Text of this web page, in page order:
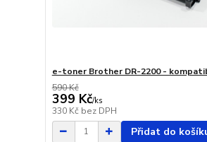
e-toner Brother DR-2200 -
590 Kč
399 Kč/ks
330 Kč bez DPH
Přidat do